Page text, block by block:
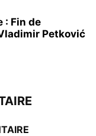
: Fin de
Petković